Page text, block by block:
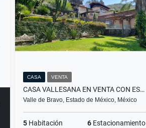
CASA VENTA
CASA VALLESANA EN VENTA CON ESPECTACULAR VISTA AL LAGO
Valle de Bravo, Estado de México, México
5 Habitación 6 Estacionamiento